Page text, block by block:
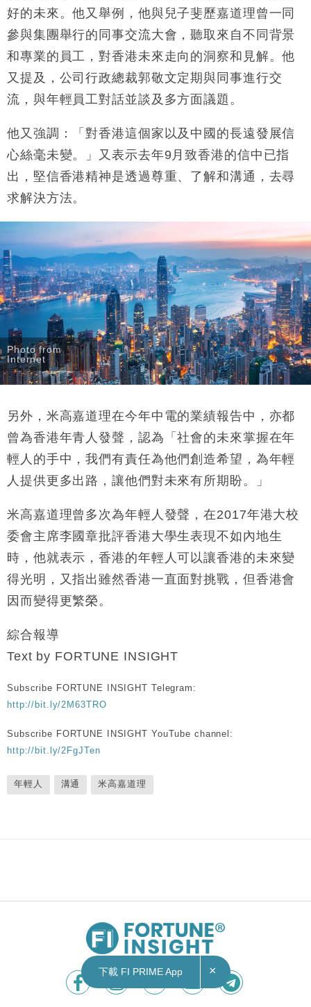
好的未來。他又舉例，他與兒子斐歷嘉道理曾一同
參與集團舉行的同事交流大會，聽取來自不同背景
和專業的員工，對香港未來走向的洞察和見解。他
又提及，公司行政總裁郭敬文定期與同事進行交
流，與年輕員工對話並談及多方面議題。
他又強調：「對香港這個家以及中國的長遠發展信
心絲毫未變。」又表示去年9月致香港的信中已指
出，堅信香港精神是透過尊重、了解和溝通，去尋
求解決方法。
Photo from
Internet
另外，米高嘉道理在今年中電的業績報告中，亦都
曾為香港年青人發聲，認為「社會的未來掌握在年
輕人的手中，我們有責任為他們創造希望，為年輕
人提供更多出路，讓他們對未來有所期盼。」
米高嘉道理曾多次為年輕人發聲，在2017年港大校
委會主席李國章批評香港大學生表現不如內地生
時，他就表示，香港的年輕人可以讓香港的未來變
得光明，又指出雖然香港一直面對挑戰，但香港會
因而變得更繁榮。
綜合報導
Text by FORTUNE INSIGHT
Subscribe FORTUNE INSIGHT Telegram:
http://bit.ly/2M63TRO
Subscribe FORTUNE INSIGHT YouTube channel:
http://bit.ly/2FgJTen
年輕人 溝通 米高嘉道理
下載 FI PRIME App ×